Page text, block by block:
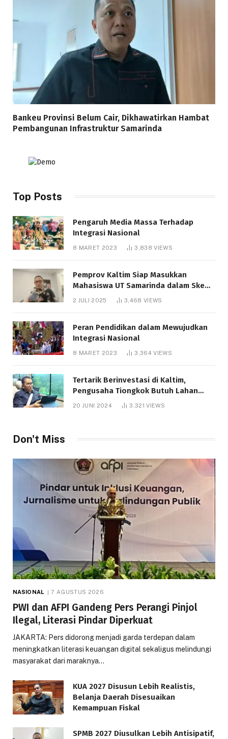
Bankeu Provinsi Belum Cair, Dikhawatirkan Hambat
Pembangunan Infrastruktur Samarinda
Top Posts
Pengaruh Media Massa Terhadap
Integrasi Nasional
8 MARET 2023 3,838VIEWS
Pemprov Kaltim Siap Masukkan
Mahasiswa UT Samarinda dalam Skema
Bantuan Pendidikan Gratispol
2 JULI 2025 3,468 VIEWS
Peran Pendidikan dalam Mewujudkan
Integrasi Nasional
8 MARET 2023 3,364VIEWS
Tertarik Berinvestasi di Kaltim,
Pengusaha Tiongkok Butuh Lahan
20 JUNI 2024 3,321VIEWS
Don't Miss
NASIONAL 7 AGUSTUS 2026
PWI dan AFPI Gandeng Pers Perangi Pinjol
Ilegal, Literasi Pindar Diperkuat
JAKARTA: Pers didorong menjadi garda terdepan dalam
meningkatkan literasi keuangan digital sekaligus melindungi
masyarakat dari maraknya…
KUA 2027 Disusun Lebih Realistis,
Belanja Daerah Disesuaikan
Kemampuan Fiskal
SPMB 2027 Diusulkan Lebih Antisipatif,